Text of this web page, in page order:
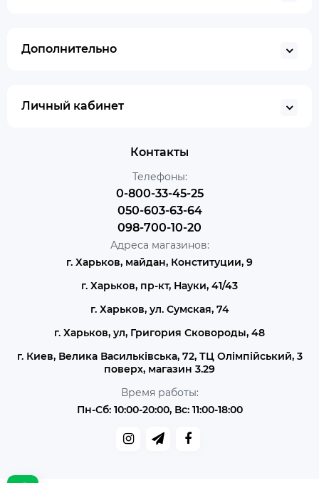
Дополнительно
Личный кабинет
Контакты
Телефоны:
0-800-33-45-25
050-603-63-64
098-700-10-20
Адреса магазинов:
г. Харьков, майдан, Конституции, 9
г. Харьков, пр-кт, Науки, 41/43
г. Харьков, ул. Сумская, 74
г. Харьков, ул, Григория Сковороды, 48
г. Киев, Велика Васильківська, 72, ТЦ Олімпійський, 3
поверх, магазин 3.29
Время работы:
Пн-Сб: 10:00-20:00, Вс: 11:00-18:00